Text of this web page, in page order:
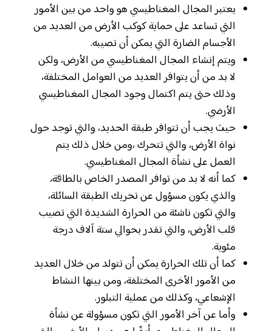
يعتبر المجال المغناطيسي هو واحد من بين الأمور
التي تساعد على حماية كوكب الأرض من العديد من
الأجسام الضارة التي يمكن أن تصيبه.
ويتم إنشاء المجال المغناطيسي من الأرض، ولكن
لا بد من أن يتوافر العديد من العوامل المختلفة،
وذلك حتى يتم اكتمال وجود المجال المغناطيسي
الأرضي.
حيث يجب أن تتوافر طبقة الحديد، والتي توجد حول
نواة الأرض، والتي تتحرك ،ومن خلال ذلك يتم
العمل على نشأة المجال المغناطيسي.
كما أنه لا بد من توافر المصدر الخاص بالطاقة،
والذي يكون مسؤول عن تحريك الطبقة السائلة،
والتي تكون ناشئة من الحرارة الشديدة التي تصيب
قلب الأرض، والتي تقدر بحوالي ستة آلاف درجة
مئوية.
كما أن تلك الحرارة يمكن أن تتولد من خلال العديد
من الأمور الأخرى المختلفة، ومن بينها النشاط
الإشعاعي، وكذلك من عملية التبلور.
وأما عن آخر الأمور التي تكون مسؤولة عن نشأة